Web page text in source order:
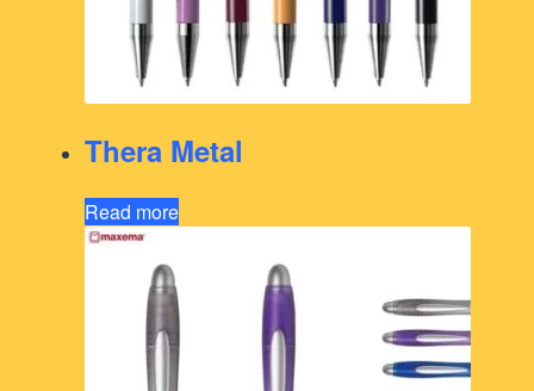
Thera Metal
Read more